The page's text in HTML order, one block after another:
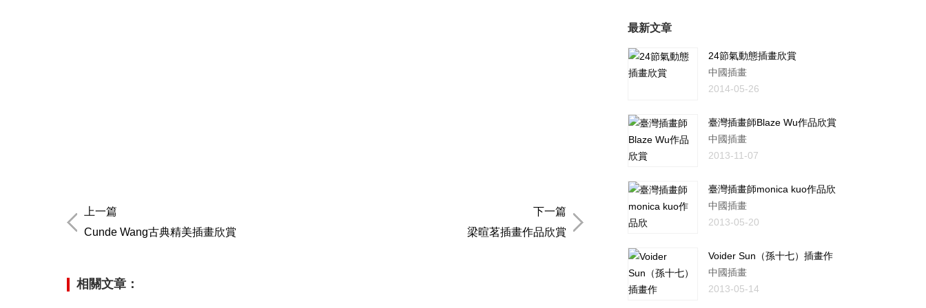
上一篇
Cunde Wang古典精美插畫欣賞
下一篇
梁暄茗插畫作品欣賞
相關文章：
最新文章
24節氣動態插畫欣賞
中國插畫
2014-05-26
臺灣插畫師Blaze Wu作品欣賞
中國插畫
2013-11-07
臺灣插畫師monica kuo作品欣
中國插畫
2013-05-20
Voider Sun（孫十七）插畫作
中國插畫
2013-05-14